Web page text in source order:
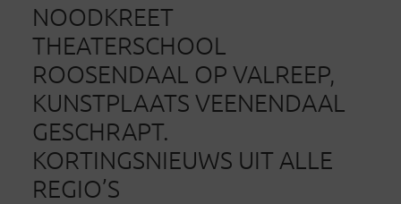
NOODKREET
THEATERSCHOOL
ROOSENDAAL OP VALREEP,
KUNSTPLAATS VEENENDAAL
GESCHRAPT.
KORTINGSNIEUWS UIT ALLE
REGIO’S